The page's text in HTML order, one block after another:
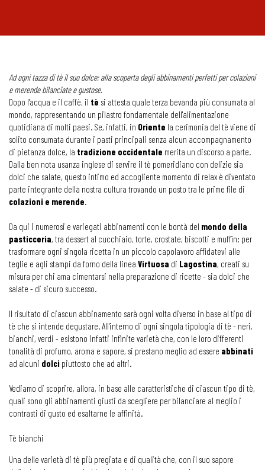
Ad ogni tazza di tè il suo dolce: alla scoperta degli abbinamenti perfetti per colazioni
e merende bilanciate e gustose.
Dopo l'acqua e il caffè, il tè si attesta quale terza bevanda più consumata al
mondo, rappresentando un pilastro fondamentale dell'alimentazione
quotidiana di molti paesi. Se, infatti, in Oriente la cerimonia del tè viene di
solito consumata durante i pasti principali senza alcun accompagnamento
di pietanza dolce, la tradizione occidentale merita un discorso a parte.
Dalla ben nota usanza inglese di servire il tè pomeridiano con delizie sia
dolci che salate, questo intimo ed accogliente momento di relax è diventato
parte integrante della nostra cultura trovando un posto tra le prime file di
colazioni e merende.
Da qui i numerosi e variegati abbinamenti con le bontà del mondo della
pasticceria, tra dessert al cucchiaio, torte, crostate, biscotti e muffin: per
trasformare ogni singola ricetta in un piccolo capolavoro affidatevi alle
teglie e agli stampi da forno della linea Virtuosa di Lagostina, creati su
misura per chi ama cimentarsi nella preparazione di ricette - sia dolci che
salate - di sicuro successo.
Il risultato di ciascun abbinamento sarà ogni volta diverso in base al tipo di
tè che si intende degustare. All'interno di ogni singola tipologia di tè - neri,
bianchi, verdi - esistono infatti infinite varietà che, con le loro differenti
tonalità di profumo, aroma e sapore, si prestano meglio ad essere abbinati
ad alcuni dolci piuttosto che ad altri.
Vediamo di scoprire, allora, in base alle caratteristiche di ciascun tipo di tè,
quali sono gli abbinamenti giusti da scegliere per bilanciare al meglio i
contrasti di gusto ed esaltarne le affinità.
Tè bianchi
Una delle varietà di tè più pregiata e di qualità che, con il suo sapore